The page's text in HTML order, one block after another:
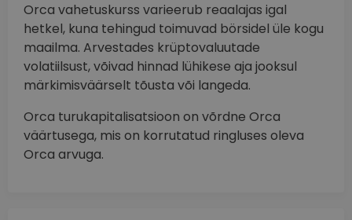
Orca vahetuskurss varieerub reaalajas igal
hetkel, kuna tehingud toimuvad börsidel üle kogu
maailma. Arvestades krüptovaluutade
volatiilsust, võivad hinnad lühikese aja jooksul
märkimisväärselt tõusta või langeda.
Orca turukapitalisatsioon on võrdne Orca
väärtusega, mis on korrutatud ringluses oleva
Orca arvuga.